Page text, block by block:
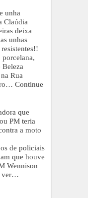
unha
Claúdia
deixa
unhas
Beleza
Rua
Continue
que
PM teria
a moto
de policiais
que houve
Wennison
ver…